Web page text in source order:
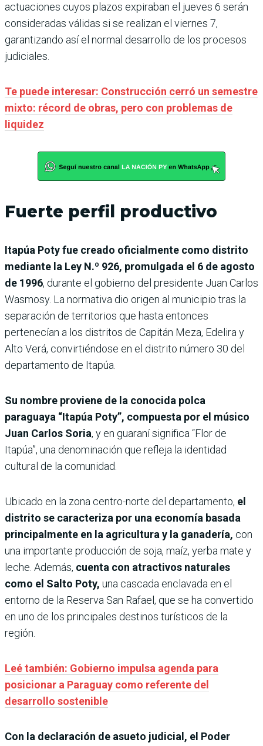
actuaciones cuyos plazos expiraban el jueves 6 serán
consideradas válidas si se realizan el viernes 7,
garantizando así el normal desarrollo de los procesos
judiciales.
Te puede interesar: Construcción cerró un semestre
mixto: récord de obras, pero con problemas de
liquidez
Fuerte perfil productivo
Itapúa Poty fue creado oficialmente como distrito
mediante la Ley N.º 926, promulgada el 6 de agosto
de 1996, durante el gobierno del presidente Juan Carlos
Wasmosy. La normativa dio origen al municipio tras la
separación de territorios que hasta entonces
pertenecían a los distritos de Capitán Meza, Edelira y
Alto Verá, convirtiéndose en el distrito número 30 del
departamento de Itapúa.
Su nombre proviene de la conocida polca
paraguaya “Itapúa Poty”, compuesta por el músico
Juan Carlos Soria, y en guaraní significa “Flor de
Itapúa”, una denominación que refleja la identidad
cultural de la comunidad.
Ubicado en la zona centro-norte del departamento, el
distrito se caracteriza por una economía basada
principalmente en la agricultura y la ganadería, con
una importante producción de soja, maíz, yerba mate y
leche. Además, cuenta con atractivos naturales
como el Salto Poty, una cascada enclavada en el
entorno de la Reserva San Rafael, que se ha convertido
en uno de los principales destinos turísticos de la
región.
Leé también: Gobierno impulsa agenda para
posicionar a Paraguay como referente del
desarrollo sostenible
Con la declaración de asueto judicial, el Poder